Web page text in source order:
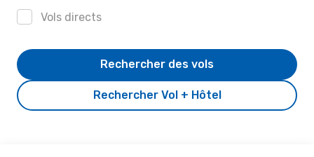
Vols directs
Rechercher Vol + Hôtel
Rechercher des vols